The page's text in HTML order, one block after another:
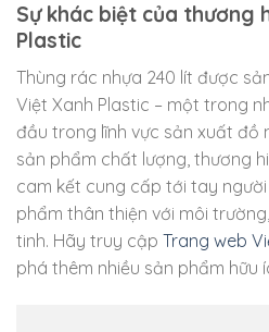
Sự khác biệt của thương
Plastic
Thùng rác nhựa 240 lít được
Việt Xanh Plastic – một trong
đầu trong lĩnh vực sản xuất đồ
sản phẩm chất lượng, thương
cam kết cung cấp tới tay
phẩm thân thiện với môi
tinh. Hãy truy cập Trang web
phá thêm nhiều sản phẩm hữu